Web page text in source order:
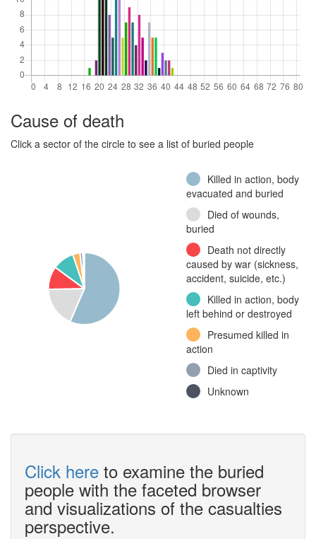
Jalkaväkirykmentti
Jalkaväkirykmentti
50, 1. komppania
Cause of death
Click a sector of the circle to see a list of buried people
Killed in action, body
evacuated and buried
Died of wounds,
buried
Death not directly
caused by war (sickness,
accident, suicide, etc.)
Killed in action, body
left behind or destroyed
Presumed killed in
action
Died in captivity
Unknown
Click here to examine the buried
people with the faceted browser
and visualizations of the casualties
perspective.